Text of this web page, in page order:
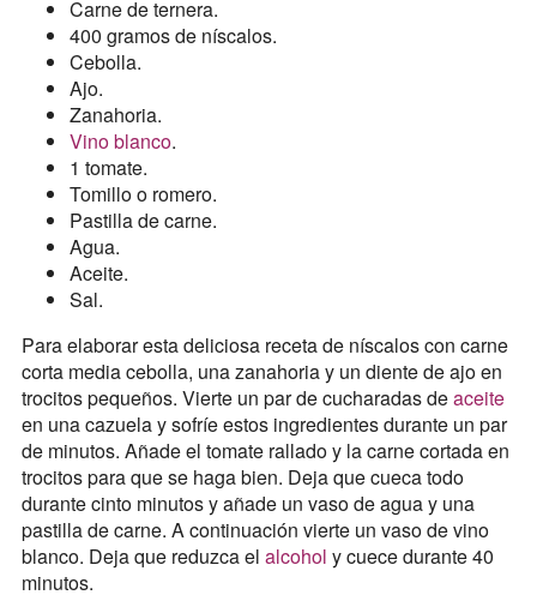
Carne de ternera.
400 gramos de níscalos.
Cebolla.
Ajo.
Zanahoria.
Vino blanco.
1 tomate.
Tomillo o romero.
Pastilla de carne.
Agua.
Aceite.
Sal.
Para elaborar esta deliciosa receta de níscalos con carne
corta media cebolla, una zanahoria y un diente de ajo en
trocitos pequeños. Vierte un par de cucharadas deaceite
en una cazuela y sofríe estos ingredientes durante un par
de minutos. Añade el tomate rallado y la carne cortada en
trocitos para que se haga bien. Deja que cueca todo
durante cinto minutos y añade un vaso de agua y una
pastilla de carne. A continuación vierte un vaso de vino
blanco. Deja que reduzca el alcohol y cuece durante 40
minutos.